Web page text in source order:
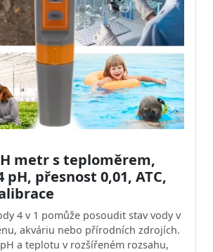
metr s teploměrem,
pH, přesnost 0,01, ATC,
4 v 1 pomůže posoudit stav vody v
akváriu nebo přírodních zdrojích.
a teplotu v rozšířeném rozsahu,